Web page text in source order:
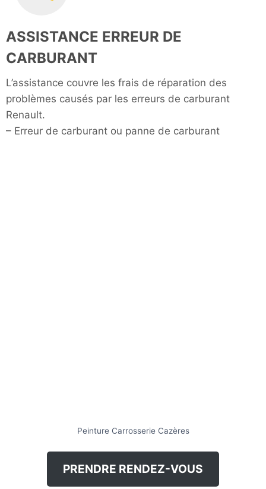
ASSISTANCE ERREUR DE
CARBURANT
L’assistance couvre les frais de réparation des
problèmes causés par les erreurs de carburant
Renault.
– Erreur de carburant ou panne de carburant
Peinture Carrosserie Cazères
PRENDRE RENDEZ-VOUS